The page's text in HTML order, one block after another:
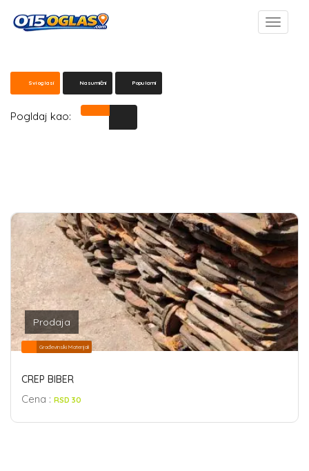
Svi oglasi Nasumični Popularni
Pogldaj kao:
Prodaja
Građevinski Materijali
CREP BIBER
Cena : RSD 30